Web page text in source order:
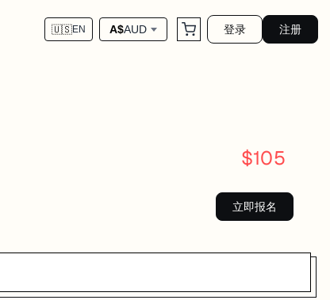
🇺🇸EN A$AUD 登录 注册
$105
立即报名